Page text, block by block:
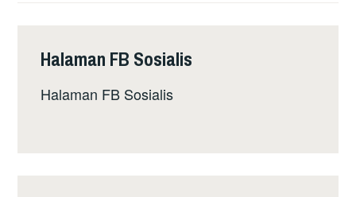
RUMAH
Halaman FB Sosialis
Halaman FB Sosialis